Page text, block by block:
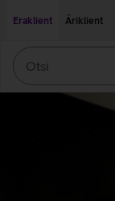
Eraklient
Äriklient